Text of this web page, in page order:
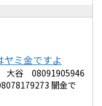
ミ金ですよ
大谷 08091905946
闇金で